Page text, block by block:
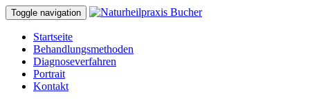
Toggle navigation
Startseite
Behandlungsmethoden
Diagnoseverfahren
Portrait
Kontakt